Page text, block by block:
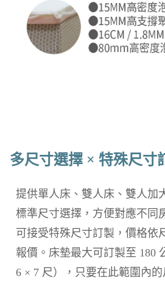
多尺寸選擇 × 特殊尺寸
提供單人床、雙人床、雙人加
標準尺寸選擇，方便對應不同
可接受特殊尺寸訂製，價格依
報價。床墊最大可訂製至 180
6 × 7 尺），只要在此範圍內